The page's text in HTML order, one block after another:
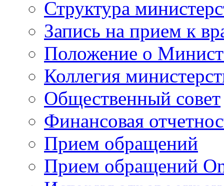
Структура
Запись на прием к
Положение о
Коллегия
Общественный совет
Финансовая
Прием обращений
Прием обращений